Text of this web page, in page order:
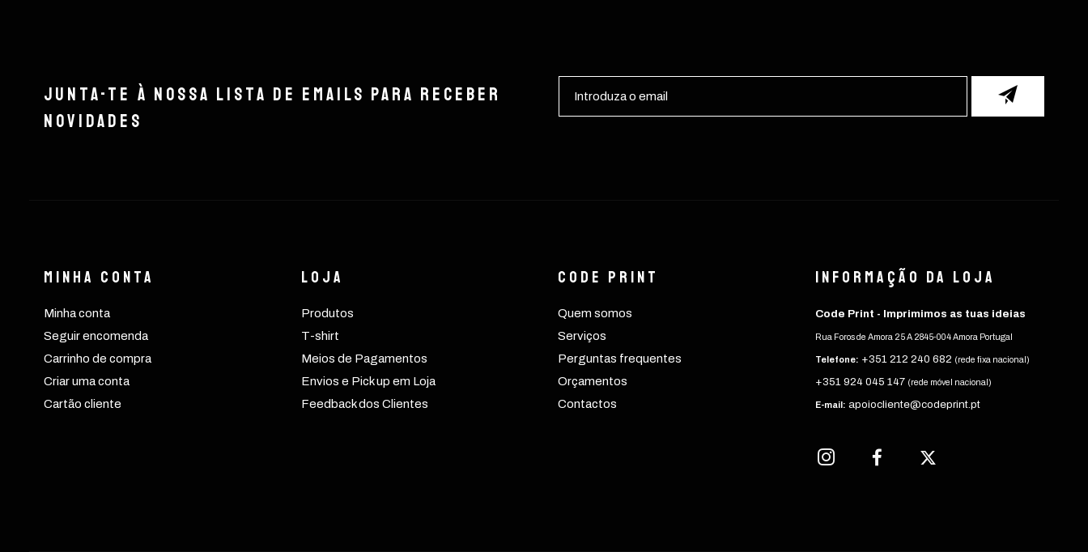
Junta-te à nossa lista de emails para receber
novidades
Minha conta
Minha conta
Seguir encomenda
Carrinho de compra
Criar uma conta
Cartão cliente
Loja
Produtos
T-shirt
Meios de Pagamentos
Envios e Pick up em Loja
Feedback dos Clientes
CODE PRINT
Quem somos
Serviços
Perguntas frequentes
Orçamentos
Contactos
Informação da Loja
Code Print - Imprimimos as tuas ideias
Rua Foros de Amora 25 A 2845-004 Amora Portugal
Telefone: +351 212 240 682 (rede fixa nacional)
+351 924 045 147 (rede móvel nacional)
E-mail: apoiocliente@codeprint.pt